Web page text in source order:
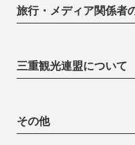
旅行・メディア関係者
三重観光連盟について
その他